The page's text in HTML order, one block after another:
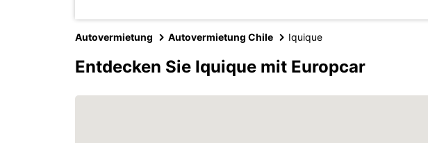
Autovermietung Autovermietung Chile Iquique
Entdecken Sie Iquique mit Europcar